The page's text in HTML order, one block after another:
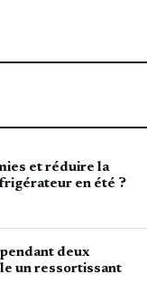
et réduire la
en été ?
deux
un ressortissant